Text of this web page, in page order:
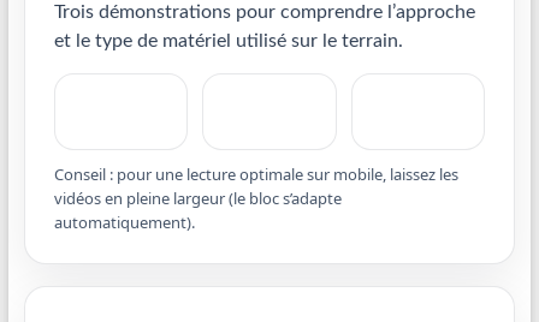
Trois démonstrations pour comprendre l’approche
et le type de matériel utilisé sur le terrain.
Conseil : pour une lecture optimale sur mobile, laissez les
vidéos en pleine largeur (le bloc s’adapte
automatiquement).